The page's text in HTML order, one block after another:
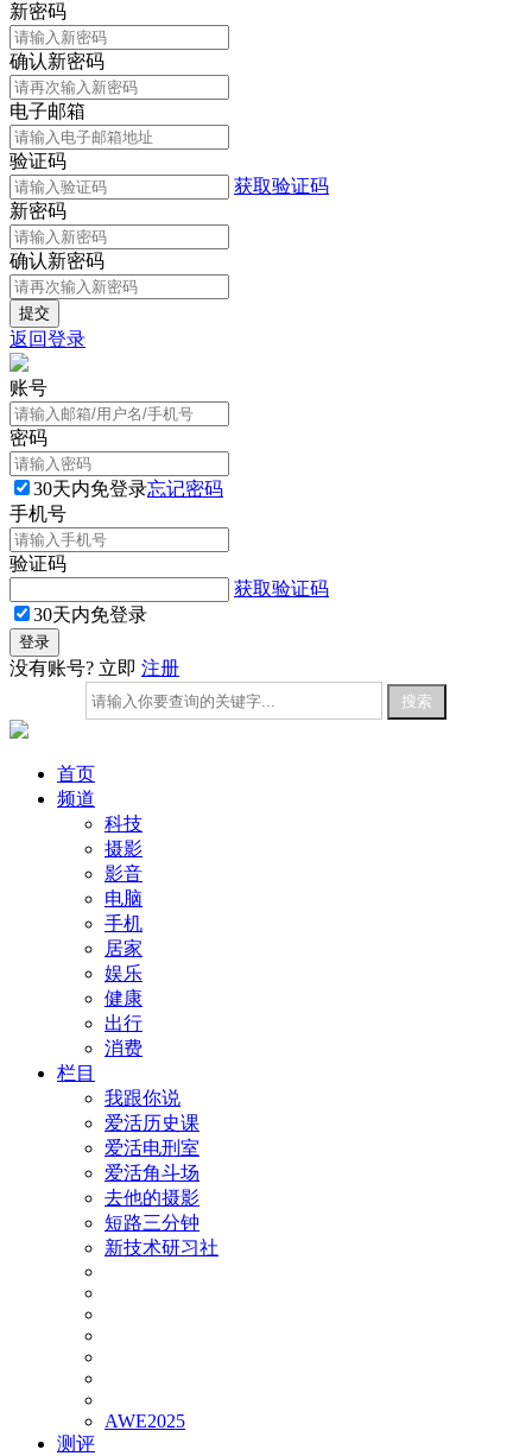
新密码
确认新密码
电子邮箱
验证码
获取验证码
新密码
确认新密码
返回登录
账号
密码
30天内免登录忘记密码
手机号
验证码
获取验证码
30天内免登录
没有账号? 立即 注册
首页
频道
科技
摄影
影音
电脑
手机
居家
娱乐
健康
出行
消费
栏目
我跟你说
爱活历史课
爱活电刑室
爱活角斗场
去他的摄影
短路三分钟
新技术研习社
AWE2025
测评